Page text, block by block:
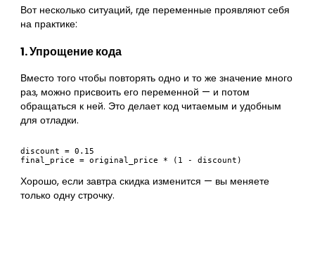
Вот несколько ситуаций, где переменные проявляют себя
на практике:
1. Упрощение кода
Вместо того чтобы повторять одно и то же значение много
раз, можно присвоить его переменной — и потом
обращаться к ней. Это делает код читаемым и удобным
для отладки.
discount = 0.15
Хорошо, если завтра скидка изменится — вы меняете
только одну строчку.